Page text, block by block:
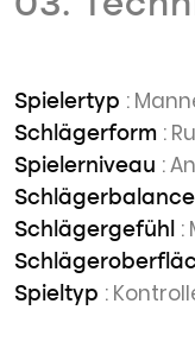
Spielertyp :
Schlägerform :
Spielerniveau :
Schlägerbalance
Schlägergefühl :
Spieltyp :